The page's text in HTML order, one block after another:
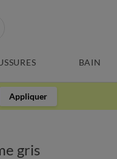
BAIN
Appliquer
gris